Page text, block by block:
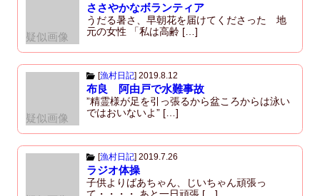
疑似画像
ささやかなボランティア
うだる暑さ、早朝花を届けてくださった 地
元の女性 「私は高齢 […]
疑似画像
[漁村日記] 2019.8.12
布良 阿由戸で水難事故
”精霊様が足を引っ張るから盆ころからは泳い
ではおいないよ” […]
[漁村日記] 2019.7.26
ラジオ体操
子供よりばあちゃん、じいちゃん頑張っ